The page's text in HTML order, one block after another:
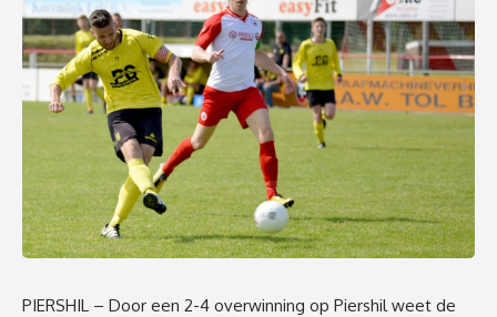
PIERSHIL – Door een 2-4 overwinning op Piershil weet de